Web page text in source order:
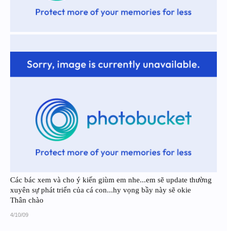
Các bác xem và cho ý kiến giùm em nhe...em sẽ update thường
xuyên sự phát triển của cá con...hy vọng bầy này sẽ okie
Thân chào
4/10/09